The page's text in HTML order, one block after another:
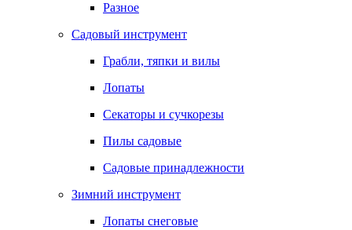
Разное
Садовый инструмент
Грабли, тяпки и вилы
Лопаты
Секаторы и сучкорезы
Пилы садовые
Садовые принадлежности
Зимний инструмент
Лопаты снеговые